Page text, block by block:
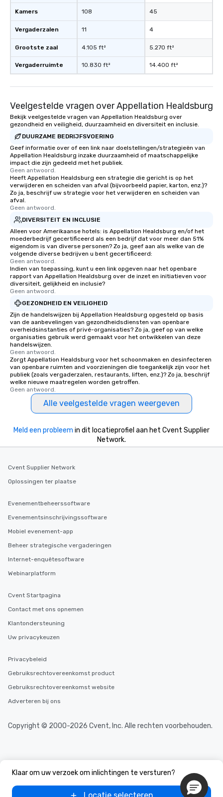
Kamers
Vergaderzalen
Grootste zaal
Vergaderruimte
108
11
4.105 ft²
10.830 ft²
45
4
5.270 ft²
14.400 ft²
Veelgestelde vragen over Appellation Healdsburg
Bekijk veelgestelde vragen van Appellation Healdsburg over
gezondheid en veiligheid, duurzaamheid en diversiteit en inclusie.
DUURZAME BEDRIJFSVOERING
Geef informatie over of een link naar doelstellingen/strategieën van
Appellation Healdsburg inzake duurzaamheid of maatschappelijke
impact die zijn gedeeld met het publiek.
Geen antwoord.
Heeft Appellation Healdsburg een strategie die gericht is op het
verwijderen en scheiden van afval (bijvoorbeeld papier, karton, enz.)?
Zo ja, beschrijf uw strategie voor het verwijderen en scheiden van
afval.
Geen antwoord.
DIVERSITEIT EN INCLUSIE
Alleen voor Amerikaanse hotels: is Appellation Healdsburg en/of het
moederbedrijf gecertificeerd als een bedrijf dat voor meer dan 51%
eigendom is van diverse personen? Zo ja, geef aan als welke van de
volgende diverse bedrijven u bent gecertificeerd:
Geen antwoord.
Indien van toepassing, kunt u een link opgeven naar het openbare
rapport van Appellation Healdsburg over de inzet en initiatieven voor
diversiteit, gelijkheid en inclusie?
Geen antwoord.
GEZONDHEID EN VEILIGHEID
Zijn de handelswijzen bij Appellation Healdsburg opgesteld op basis
van de aanbevelingen van gezondheidsdiensten van openbare
overheidsinstanties of privé-organisaties? Zo ja, geef op van welke
organisaties gebruik werd gemaakt voor het ontwikkelen van deze
handelswijzen.
Geen antwoord.
Zorgt Appellation Healdsburg voor het schoonmaken en desinfecteren
van openbare ruimten and voorzieningen die toegankelijk zijn voor het
publiek (zoals vergaderzalen, restaurants, liften, enz.)? Zo ja, beschrijf
welke nieuwe maatregelen worden getroffen.
Geen antwoord.
Alle veelgestelde vragen weergeven
Klaar om uw verzoek om inlichtingen te versturen?
Meld een probleem in dit locatieprofiel aan het Cvent Supplier
Network.
Cvent Supplier Network
Oplossingen ter plaatse
Evenementbeheerssoftware
Evenementsinschrijvingssoftware
Mobiel evenement-app
Beheer strategische vergaderingen
Internet-enquêtesoftware
Webinarplatform
Cvent Startpagina
Contact met ons opnemen
Klantondersteuning
Uw privacykeuzen
Privacybeleid
Gebruiksrechtovereenkomst product
Gebruiksrechtovereenkomst website
Adverteren bij ons
Copyright © 2000-2026 Cvent, Inc. Alle rechten voorbehouden.